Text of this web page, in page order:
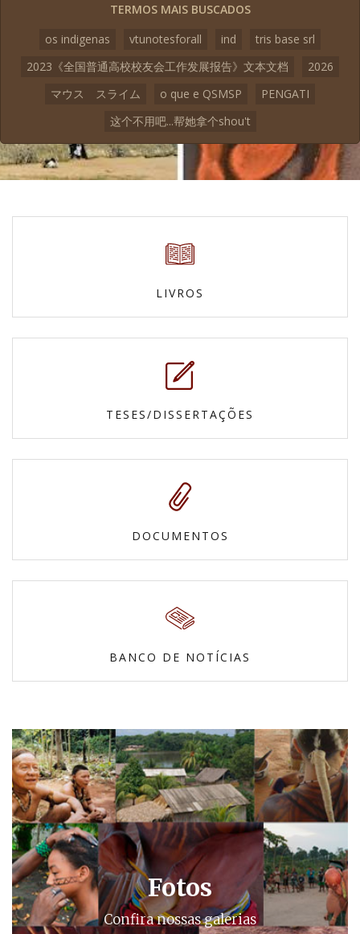
TERMOS MAIS BUSCADOS
os indigenas
vtunotesforall ind
tris base srl
2023《全国普通高校校友会工作发展报告》文本文档
2026
マウス スライム
o que e QSMSP
PENGATI
这个不用吧...帮她拿个shou't
LIVROS
TESES/DISSERTAÇÕES
DOCUMENTOS
BANCO DE NOTÍCIAS
Fotos
Confira nossas galerias